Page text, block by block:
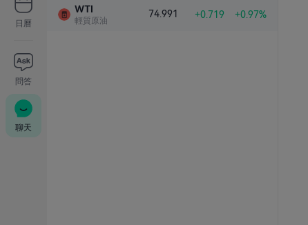
日曆
問答
聊天
WTI
輕質原油
74.991 +0.719 +0.97%